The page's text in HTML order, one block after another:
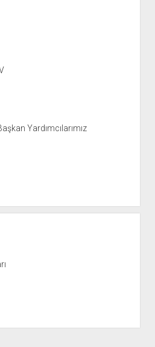
Yardımcılarımız